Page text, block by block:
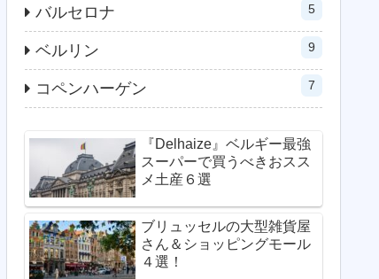
バルセロナ 5
ベルリン 9
コペンハーゲン 7
『Delhaize』ベルギー最強
スーパーで買うべきおスス
メ土産６選
ブリュッセルの大型雑貨屋
さん＆ショッピングモール
４選！